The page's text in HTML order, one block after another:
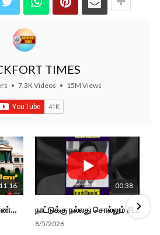
TIMES
• 7.3K Videos • 15M Views
🔴 LIVEதமிழ்நாடு வேளாண்மை நிதிநிலை அறிக்கை - 2026-27 |TN Agriculture Budget #live #budget #video #cm
00:38
நாட்டுக்கு நல்லது சொல்லும் சிறப்பான மேடைப்பேச்சு... #shorts #subscribe #video
8/5/2026